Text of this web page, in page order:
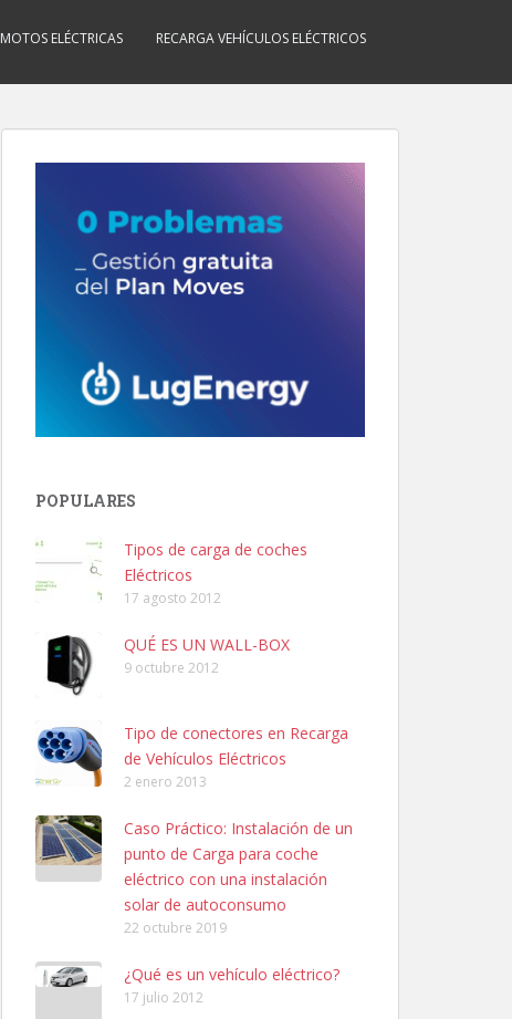
MOTOS ELÉCTRICAS RECARGA VEHÍCULOS ELÉCTRICOS
POPULARES
Tipos de carga de coches
Eléctricos
17 agosto 2012
QUÉ ES UN WALL-BOX
9 octubre 2012
Tipo de conectores en Recarga
de Vehículos Eléctricos
2 enero 2013
Caso Práctico: Instalación de un
punto de Carga para coche
eléctrico con una instalación
solar de autoconsumo
22 octubre 2019
¿Qué es un vehículo eléctrico?
17 julio 2012